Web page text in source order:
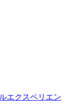
エクスペリエン